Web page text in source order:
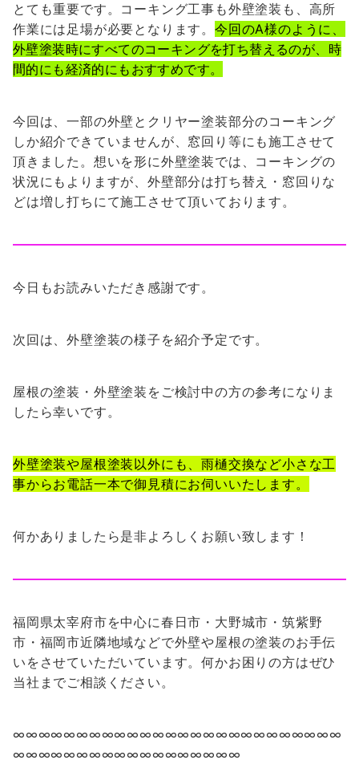
とても重要です。コーキング工事も外壁塗装も、高所
作業には足場が必要となります。 今回のA様のように、
外壁塗装時にすべてのコーキングを打ち替えるのが、時
間的にも経済的にもおすすめです。
今回は、一部の外壁とクリヤー塗装部分のコーキング
しか紹介できていませんが、窓回り等にも施工させて
頂きました。想いを形に外壁塗装では、コーキングの
状況にもよりますが、外壁部分は打ち替え・窓回りな
どは増し打ちにて施工させて頂いております。
今日もお読みいただき感謝です。
次回は、外壁塗装の様子を紹介予定です。
屋根の塗装・外壁塗装をご検討中の方の参考になりま
したら幸いです。
外壁塗装や屋根塗装以外にも、雨樋交換など小さな工
事からお電話一本で御見積にお伺いいたします。
何かありましたら是非よろしくお願い致します！
福岡県太宰府市を中心に春日市・大野城市・筑紫野
市・福岡市近隣地域などで外壁や屋根の塗装のお手伝
いをさせていただいています。何かお困りの方はぜひ
当社までご相談ください。
∞∞∞∞∞∞∞∞∞∞∞∞∞∞∞∞∞∞∞∞∞∞∞∞∞∞
∞∞∞∞∞∞∞∞∞∞∞∞∞∞∞∞∞∞